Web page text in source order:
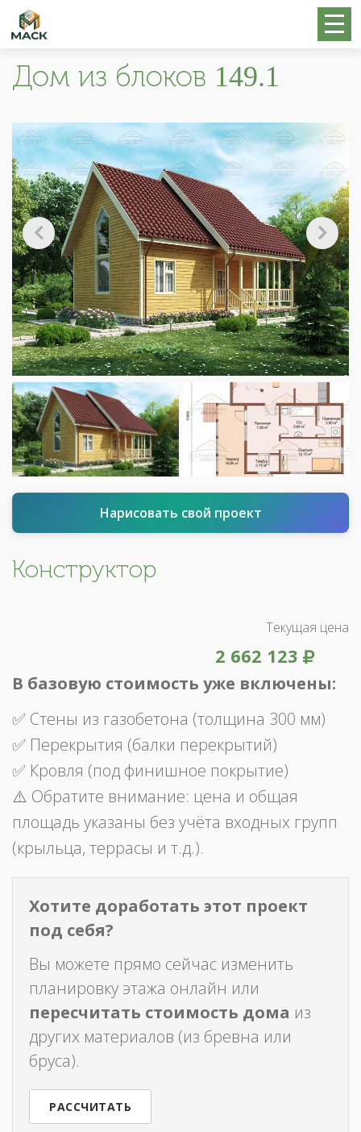
Дом из блоков 149.1
Нарисовать свой проект
Конструктор
Текущая цена
2 662 123
В базовую стоимость уже включены:
✅ Стены из газобетона (толщина 300 мм)
✅ Перекрытия (балки перекрытий)
✅ Кровля (под финишное покрытие)
⚠️ Обратите внимание: цена и общая
площадь указаны без учёта входных групп
(крыльца, террасы и т.д.).
Хотите доработать этот проект
под себя?
Вы можете прямо сейчас изменить
планировку этажа онлайн или
пересчитать стоимость дома из
других материалов (из бревна или
бруса).
РАССЧИТАТЬ